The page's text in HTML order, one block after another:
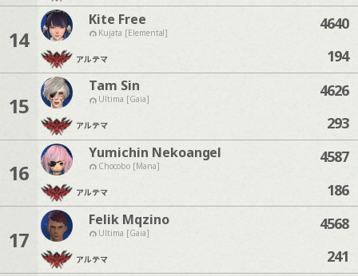
14
Kite Free
Kujata [Elemental]
アルテマ
4640
194
15
Tam Sin
Ultima [Gaia]
アルテマ
4626
293
16
Yumichin Nekoangel
Chocobo [Mana]
アルテマ
4587
186
17
Felik Mqzino
Ultima [Gaia]
アルテマ
4568
241